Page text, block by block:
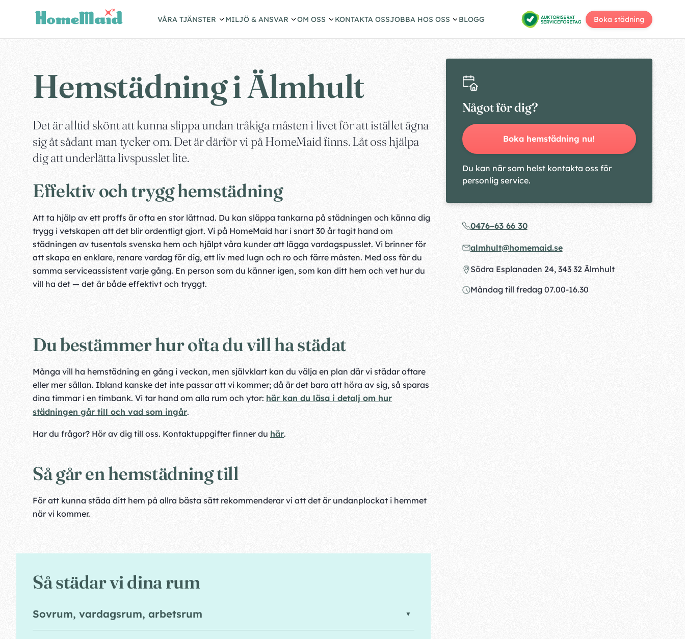
VÅRA TJÄNSTER MILJÖ & ANSVAR OM OSS KONTAKTA OSSJOBBA HOS OSS BLOGG Boka städning
Hemstädning i Älmhult
Det är alltid skönt att kunna slippa undan tråkiga måsten i livet för att istället ägna
sig åt sådant man tycker om. Det är därför vi på HomeMaid finns. Låt oss hjälpa
dig att underlätta livspusslet lite.
Effektiv och trygg hemstädning
Att ta hjälp av ett proffs är ofta en stor lättnad. Du kan släppa tankarna på städningen och känna dig
trygg i vetskapen att det blir ordentligt gjort. Vi på HomeMaid har i snart 30 år tagit hand om
städningen av tusentals svenska hem och hjälpt våra kunder att lägga vardagspusslet. Vi brinner för
att skapa en enklare, renare vardag för dig, ett liv med lugn och ro och färre måsten. Med oss får du
samma serviceassistent varje gång. En person som du känner igen, som kan ditt hem och vet hur du
vill ha det — det är både effektivt och tryggt.
Du bestämmer hur ofta du vill ha städat
Många vill ha hemstädning en gång i veckan, men självklart kan du välja en plan där vi städar oftare
eller mer sällan. Ibland kanske det inte passar att vi kommer; då är det bara att höra av sig, så sparas
dina timmar i en timbank. Vi tar hand om alla rum och ytor: här kan du läsa i detalj om hur
städningen går till och vad som ingår.
Har du frågor? Hör av dig till oss. Kontaktuppgifter finner du här.
Så går en hemstädning till
För att kunna städa ditt hem på allra bästa sätt rekommenderar vi att det är undanplockat i hemmet
när vi kommer.
Så städar vi dina rum
Sovrum, vardagsrum, arbetsrum
Något för dig?
Boka hemstädning nu!
Du kan när som helst kontakta oss för
personlig service.
0476–63 66 30
almhult@homemaid.se
Södra Esplanaden 24, 343 32 Älmhult
Måndag till fredag 07.00-16.30